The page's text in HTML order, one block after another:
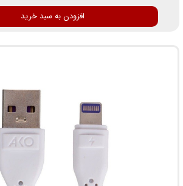
افزودن به سبد خرید